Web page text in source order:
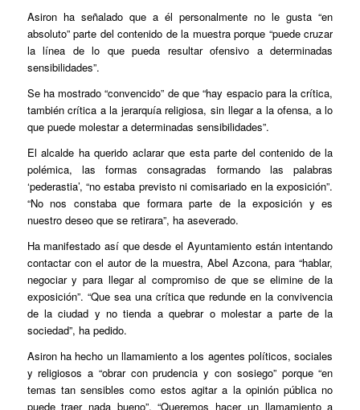
Asiron ha señalado que a él personalmente no le gusta “en
absoluto” parte del contenido de la muestra porque “puede cruzar
la línea de lo que pueda resultar ofensivo a determinadas
sensibilidades”.
Se ha mostrado “convencido” de que “hay espacio para la crítica,
también crítica a la jerarquía religiosa, sin llegar a la ofensa, a lo
que puede molestar a determinadas sensibilidades”.
El alcalde ha querido aclarar que esta parte del contenido de la
polémica, las formas consagradas formando las palabras
‘pederastia’, “no estaba previsto ni comisariado en la exposición”.
“No nos constaba que formara parte de la exposición y es
nuestro deseo que se retirara”, ha aseverado.
Ha manifestado así que desde el Ayuntamiento están intentando
contactar con el autor de la muestra, Abel Azcona, para “hablar,
negociar y para llegar al compromiso de que se elimine de la
exposición”. “Que sea una crítica que redunde en la convivencia
de la ciudad y no tienda a quebrar o molestar a parte de la
sociedad”, ha pedido.
Asiron ha hecho un llamamiento a los agentes políticos, sociales
y religiosos a “obrar con prudencia y con sosiego” porque “en
temas tan sensibles como estos agitar a la opinión pública no
puede traer nada bueno”. “Queremos hacer un llamamiento a